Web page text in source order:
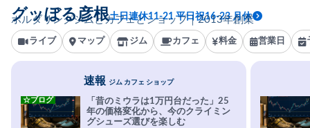
ボルダリングジムとカフェとショップ｜2013年創業
グッぼる彦根土日連休11-21 平日祝16-23 月休
ライブ マップ ジム カフェ 料金 営業日
速報 ジム カフェ ショップ
「昔のミウラは1万円台だった」25
年の価格変化から、今のクライミン
グシューズ選びを楽しむ
☆ブログ